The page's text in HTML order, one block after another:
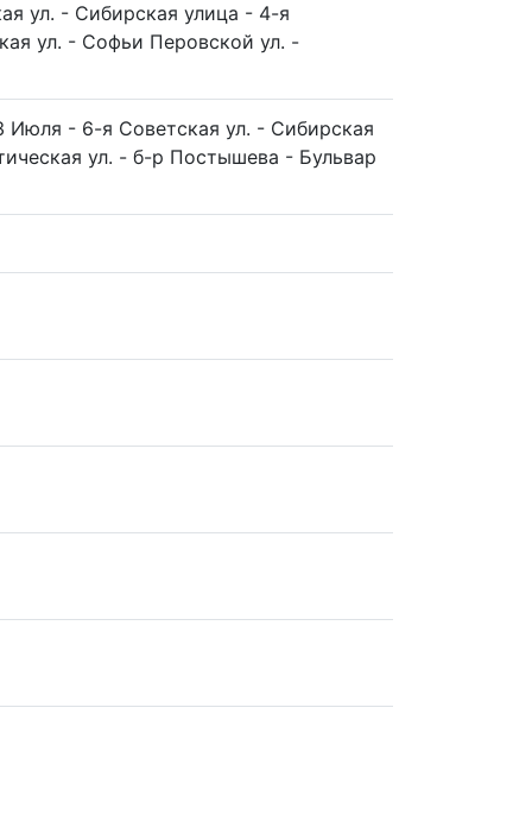
ул. - Сибирская улица - 4-я
ул. - Софьи Перовской ул. -
Июля - 6-я Советская ул. - Сибирская
ул. - б-р Постышева - Бульвар